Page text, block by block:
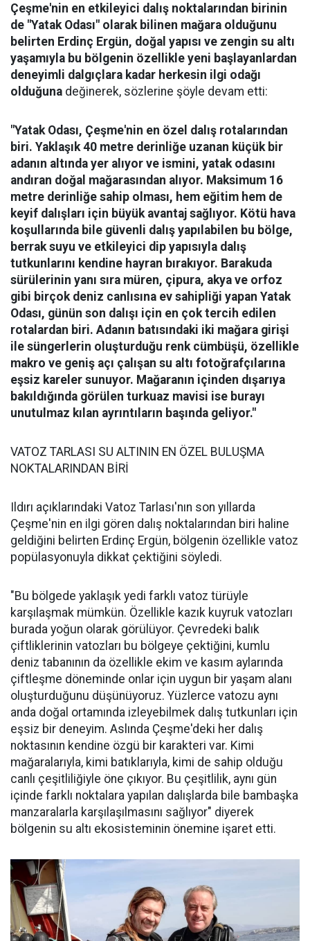
Çeşme'nin en etkileyici dalış noktalarından birinin
de "Yatak Odası" olarak bilinen mağara olduğunu
belirten Erdinç Ergün, doğal yapısı ve zengin su altı
yaşamıyla bu bölgenin özellikle yeni başlayanlardan
deneyimli dalgıçlara kadar herkesin ilgi odağı
olduğuna değinerek, sözlerine şöyle devam etti:
"Yatak Odası, Çeşme'nin en özel dalış rotalarından
biri. Yaklaşık 40 metre derinliğe uzanan küçük bir
adanın altında yer alıyor ve ismini, yatak odasını
andıran doğal mağarasından alıyor. Maksimum 16
metre derinliğe sahip olması, hem eğitim hem de
keyif dalışları için büyük avantaj sağlıyor. Kötü hava
koşullarında bile güvenli dalış yapılabilen bu bölge,
berrak suyu ve etkileyici dip yapısıyla dalış
tutkunlarını kendine hayran bırakıyor. Barakuda
sürülerinin yanı sıra müren, çipura, akya ve orfoz
gibi birçok deniz canlısına ev sahipliği yapan Yatak
Odası, günün son dalışı için en çok tercih edilen
rotalardan biri. Adanın batısındaki iki mağara girişi
ile süngerlerin oluşturduğu renk cümbüşü, özellikle
makro ve geniş açı çalışan su altı fotoğrafçılarına
eşsiz kareler sunuyor. Mağaranın içinden dışarıya
bakıldığında görülen turkuaz mavisi ise burayı
unutulmaz kılan ayrıntıların başında geliyor."
VATOZ TARLASI SU ALTININ EN ÖZEL BULUŞMA
NOKTALARINDAN BİRİ
Ildırı açıklarındaki Vatoz Tarlası'nın son yıllarda
Çeşme'nin en ilgi gören dalış noktalarından biri haline
geldiğini belirten Erdinç Ergün, bölgenin özellikle vatoz
popülasyonuyla dikkat çektiğini söyledi.
"Bu bölgede yaklaşık yedi farklı vatoz türüyle
karşılaşmak mümkün. Özellikle kazık kuyruk vatozları
burada yoğun olarak görülüyor. Çevredeki balık
çiftliklerinin vatozları bu bölgeye çektiğini, kumlu
deniz tabanının da özellikle ekim ve kasım aylarında
çiftleşme döneminde onlar için uygun bir yaşam alanı
oluşturduğunu düşünüyoruz. Yüzlerce vatozu aynı
anda doğal ortamında izleyebilmek dalış tutkunları için
eşsiz bir deneyim. Aslında Çeşme'deki her dalış
noktasının kendine özgü bir karakteri var. Kimi
mağaralarıyla, kimi batıklarıyla, kimi de sahip olduğu
canlı çeşitliliğiyle öne çıkıyor. Bu çeşitlilik, aynı gün
içinde farklı noktalara yapılan dalışlarda bile bambaşka
manzaralarla karşılaşılmasını sağlıyor" diyerek
bölgenin su altı ekosisteminin önemine işaret etti.